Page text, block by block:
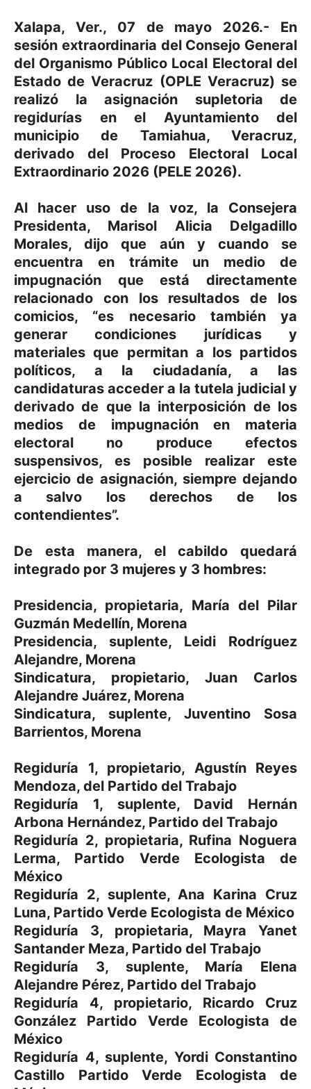
Xalapa, Ver., 07 de mayo 2026.- En
sesión extraordinaria del Consejo General
del Organismo Público Local Electoral del
Estado de Veracruz (OPLE Veracruz) se
realizó la asignación supletoria de
regidurías en el Ayuntamiento del
municipio de Tamiahua, Veracruz,
derivado del Proceso Electoral Local
Extraordinario 2026 (PELE 2026).
Al hacer uso de la voz, la Consejera
Presidenta, Marisol Alicia Delgadillo
Morales, dijo que aún y cuando se
encuentra en trámite un medio de
impugnación que está directamente
relacionado con los resultados de los
comicios, “es necesario también ya
generar condiciones jurídicas y
materiales que permitan a los partidos
políticos, a la ciudadanía, a las
candidaturas acceder a la tutela judicial y
derivado de que la interposición de los
medios de impugnación en materia
electoral no produce efectos
suspensivos, es posible realizar este
ejercicio de asignación, siempre dejando
a salvo los derechos de los
contendientes”.
De esta manera, el cabildo quedará
integrado por 3 mujeres y 3 hombres:
Presidencia, propietaria, María del Pilar
Guzmán Medellín, Morena
Presidencia, suplente, Leidi Rodríguez
Alejandre, Morena
Sindicatura, propietario, Juan Carlos
Alejandre Juárez, Morena
Sindicatura, suplente, Juventino Sosa
Barrientos, Morena
Regiduría 1, propietario, Agustín Reyes
Mendoza, del Partido del Trabajo
Regiduría 1, suplente, David Hernán
Arbona Hernández, Partido del Trabajo
Regiduría 2, propietaria, Rufina Noguera
Lerma, Partido Verde Ecologista de
México
Regiduría 2, suplente, Ana Karina Cruz
Luna, Partido Verde Ecologista de México
Regiduría 3, propietaria, Mayra Yanet
Santander Meza, Partido del Trabajo
Regiduría 3, suplente, María Elena
Alejandre Pérez, Partido del Trabajo
Regiduría 4, propietario, Ricardo Cruz
González Partido Verde Ecologista de
México
Regiduría 4, suplente, Yordi Constantino
Castillo Partido Verde Ecologista de